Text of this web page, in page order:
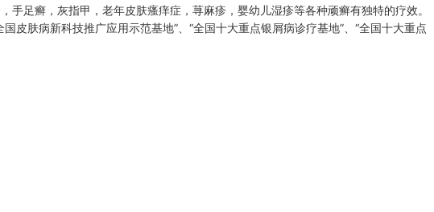
足癣，灰指甲，老年皮肤瘙痒症，荨麻疹，婴幼儿湿疹等各种顽癣有独特的疗效。
皮肤病新科技推广应用示范基地”、“全国十大重点银屑病诊疗基地”、“全国十大重点